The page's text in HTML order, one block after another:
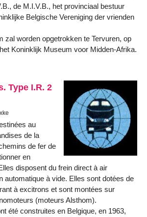
de M.I.V.B., het provinciaal bestuur
Belgische Vereniging der vrienden
zal worden opgetrokken te Tervuren, op
Koninklijk Museum voor Midden-Afrika.
Type I.R. 2
au
de la
de fer de
en
disposent du frein direct à air
automatique à vide. Elles sont dotées de
à excitrons et sont montées sur
(moteurs Alsthom).
été construites en Belgique, en 1963,